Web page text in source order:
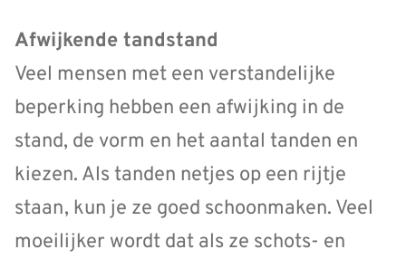
Afwijkende tandstand
Veel mensen met een verstandelijke
beperking hebben een afwijking in de
stand, de vorm en het aantal tanden en
kiezen. Als tanden netjes op een rijtje
staan, kun je ze goed schoonmaken. Veel
moeilijker wordt dat als ze schots- en